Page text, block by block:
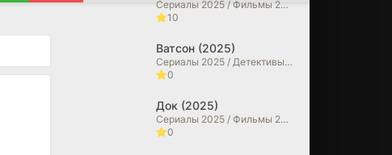
Сериалы 2025 / Фильмы 2025 / Детективы / Драмы / Криминальные фильмы / Зарубежные сериалы
10
Ватсон (2025)
Сериалы 2025 / Детективы / Драмы
0
Док (2025)
Сериалы 2025 / Фильмы 2025 / Исторические фильмы / Драмы / Биографические фильмы
0